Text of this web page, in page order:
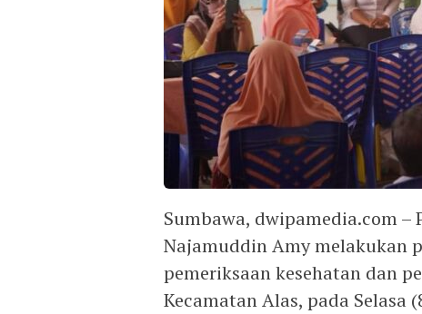
Sumbawa, dwipamedia.com –
Najamuddin Amy melakukan
pemeriksaan kesehatan dan
Kecamatan Alas, pada Selasa